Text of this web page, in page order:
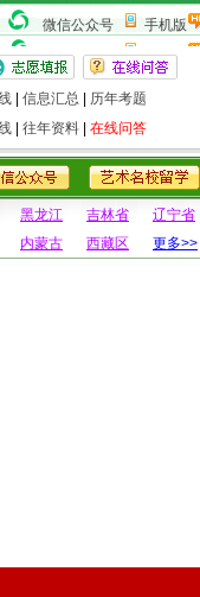
微信公众号 手机版
| 信息汇总
历年考题
| 往年资料| 在线问答
黑龙江 吉林省
辽宁省
内蒙古 西藏区 更多>>